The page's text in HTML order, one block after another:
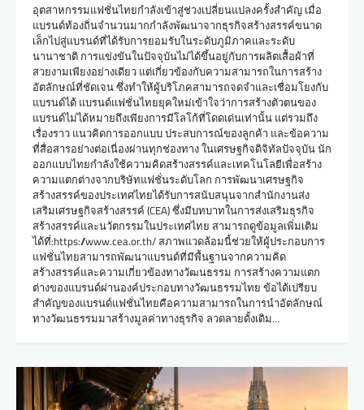
อุตสาหกรรมแฟชั่นไทยกำลังเข้าสู่ช่วงเปลี่ยนแปลงครั้งสำคัญ เมื่อ
แบรนด์ท้องถิ่นจำนวนมากกำลังพัฒนาจากธุรกิจสร้างสรรค์ขนาด
เล็กไปสู่แบรนด์ที่ได้รับการยอมรับในระดับภูมิภาคและระดับ
นานาชาติ การแข่งขันในปัจจุบันไม่ได้ขึ้นอยู่กับการผลิตเสื้อผ้าที่
สวยงามเพียงอย่างเดียว แต่เกี่ยวข้องกับความสามารถในการสร้าง
อัตลักษณ์ที่ชัดเจน ซึ่งทำให้ผู้บริโภคสามารถจดจำและเชื่อมโยงกับ
แบรนด์ได้ แบรนด์แฟชั่นไทยยุคใหม่เข้าใจว่าการสร้างตัวตนของ
แบรนด์ไม่ได้หมายถึงเพียงการมีโลโก้ที่โดดเด่นเท่านั้น แต่รวมถึง
เรื่องราว แนวคิดการออกแบบ ประสบการณ์ของลูกค้า และข้อความ
ที่สื่อสารอย่างต่อเนื่องผ่านทุกช่องทาง ในเศรษฐกิจดิจิทัลปัจจุบัน นัก
ออกแบบไทยกำลังใช้ความคิดสร้างสรรค์และเทคโนโลยีเพื่อสร้าง
ความแตกต่างจากบริษัทแฟชั่นระดับโลก การพัฒนาเศรษฐกิจ
สร้างสรรค์ของประเทศไทยได้รับการสนับสนุนจากสำนักงานส่ง
เสริมเศรษฐกิจสร้างสรรค์ (CEA) ซึ่งมีบทบาทในการส่งเสริมธุรกิจ
สร้างสรรค์และนวัตกรรมในประเทศไทย สามารถดูข้อมูลเพิ่มเติม
ได้ที่:https://www.cea.or.th/ สภาพแวดล้อมนี้ช่วยให้ผู้ประกอบการ
แฟชั่นไทยสามารถพัฒนาแบรนด์ที่มีพื้นฐานจากความคิด
สร้างสรรค์และความเกี่ยวข้องทางวัฒนธรรม การสร้างความแตก
ต่างของแบรนด์ผ่านองค์ประกอบทางวัฒนธรรมไทย ข้อได้เปรียบ
สำคัญของแบรนด์แฟชั่นไทยคือความสามารถในการนำอัตลักษณ์
ทางวัฒนธรรมมาสร้างมูลค่าทางธุรกิจ ลวดลายดั้งเดิม…